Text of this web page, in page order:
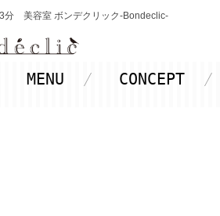
分 美容室 ボンデクリック-Bondeclic-
MENU CONCEPT